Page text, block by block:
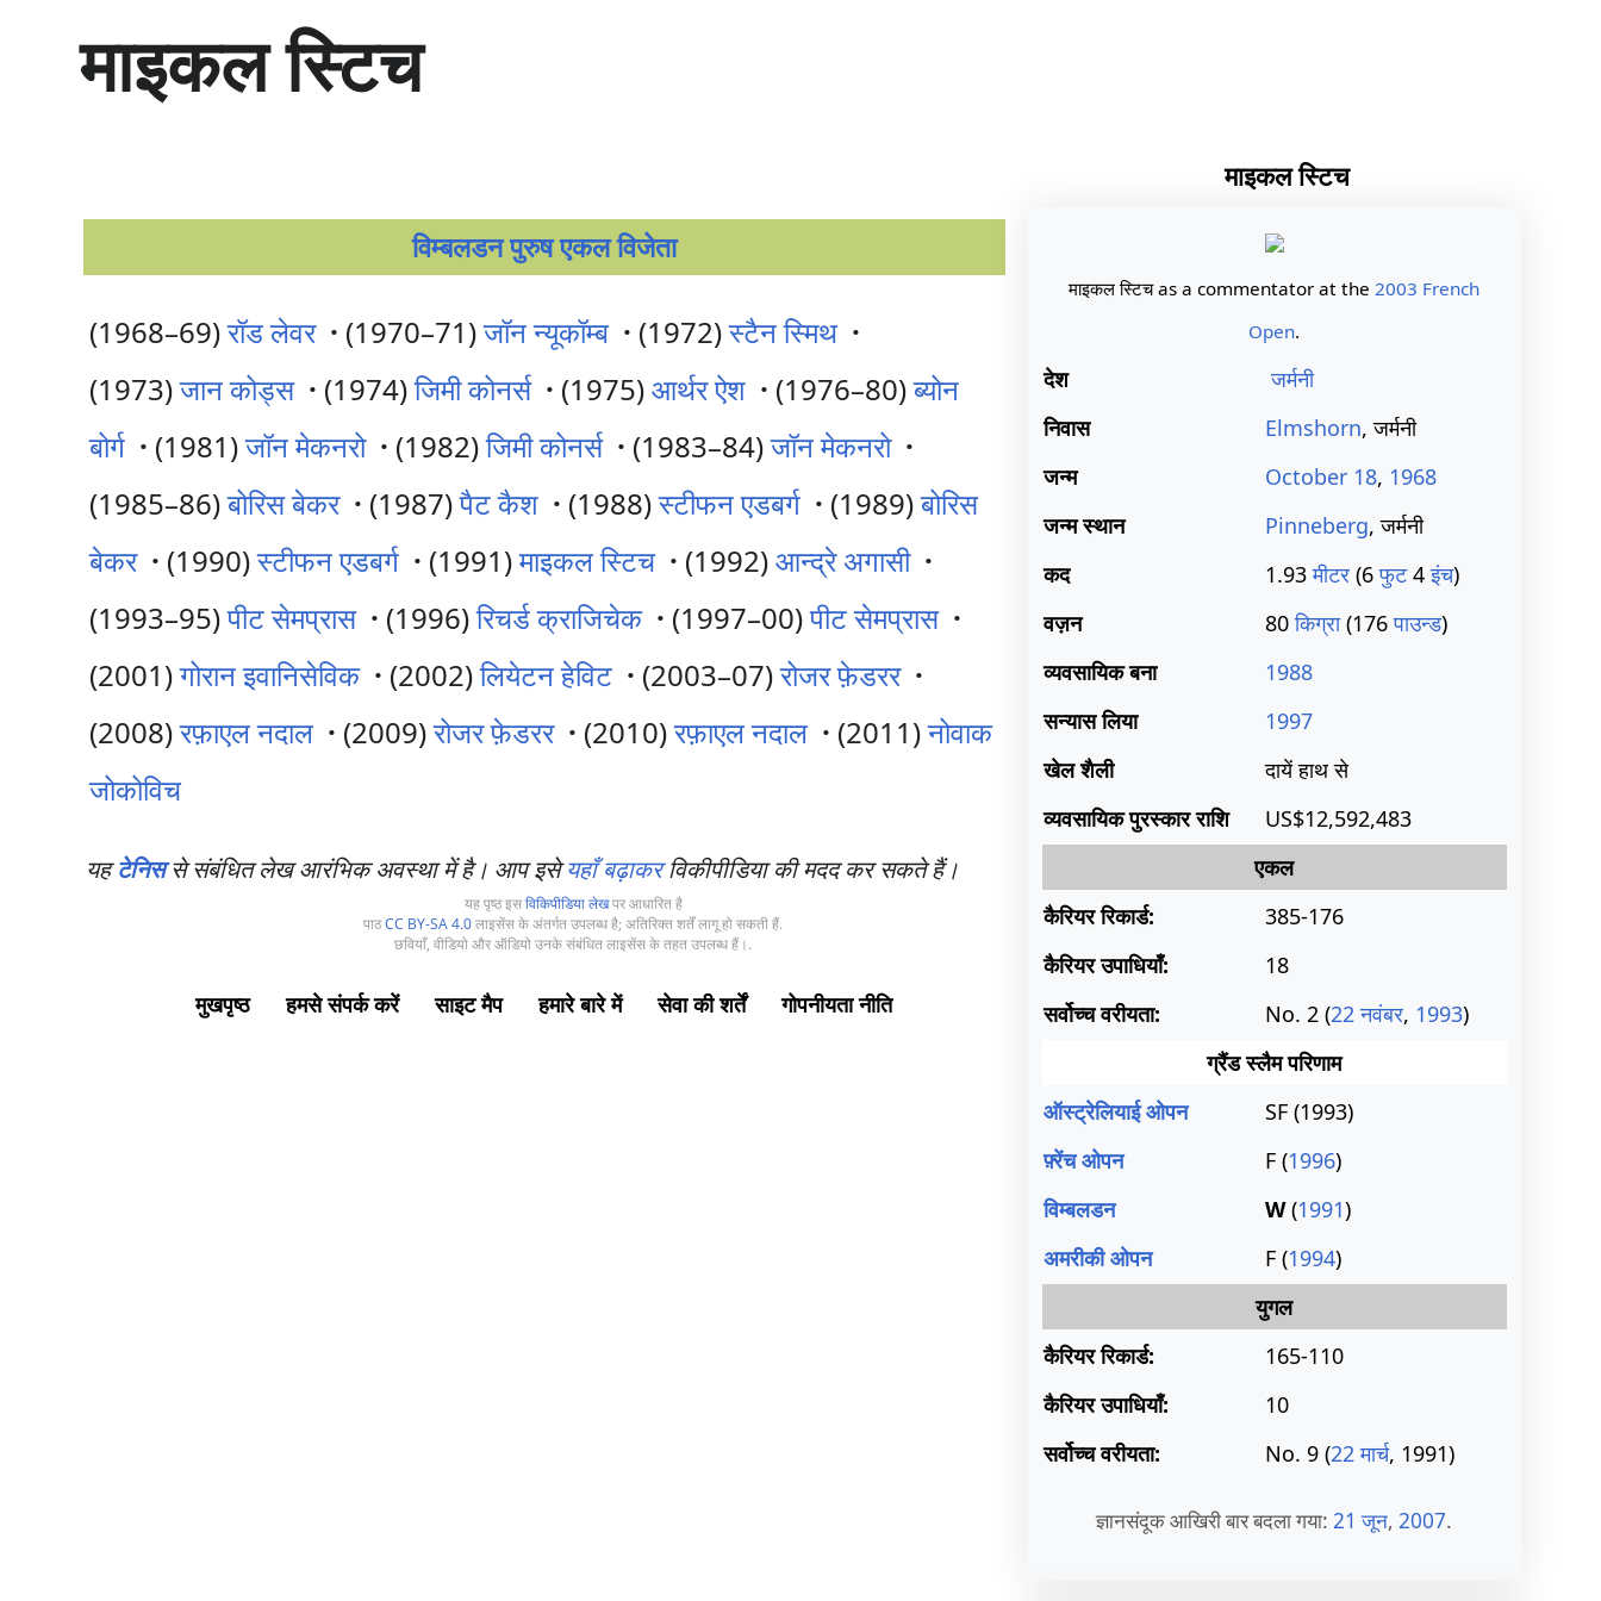
म
ग्री
माइकल स्टिच
माइकल स्टिच
माइकल स्टिच as a commentator at the 2003 French
Open.
देश
जर्मनी
निवास
Elmshorn, जर्मनी
जन्म
October 18, 1968
जन्म स्थान
Pinneberg, जर्मनी
कद
1.93मीटर(6फुट4इंच)
वज़न
80किग्रा(176पाउन्ड)
व्यवसायिक बना
1988
सन्यास लिया
1997
खेल शैली
दायें हाथ से
व्यवसायिक पुरस्कार राशि
US$12,592,483
एकल
कैरियर रिकार्ड:
385-176
कैरियर उपाधियाँ:
18
सर्वोच्च वरीयता:
No. 2 (22 नवंबर, 1993)
ग्रैंड स्लैम परिणाम
ऑस्ट्रेलियाई ओपन
SF (1993)
फ़्रेंच ओपन
F (1996)
विम्बलडन
W(1991)
अमरीकी ओपन
F (1994)
युगल
कैरियर रिकार्ड:
165-110
कैरियर उपाधियाँ:
10
सर्वोच्च वरीयता:
No. 9 (22 मार्च, 1991)
ज्ञानसंदूक आखिरी बार बदला गया:21 जून,2007.
विम्बलडन पुरुष एकल विजेता
(1968–69)रॉड लेवर · (1970–71)जॉन न्यूकॉम्ब · (1972)स्टैन स्मिथ ·
(1973)जान कोड्स · (1974)जिमी कोनर्स · (1975)आर्थर ऐश · (1976–80)ब्योन
बोर्ग · (1981)जॉन मेकनरो · (1982)जिमी कोनर्स · (1983–84)जॉन मेकनरो ·
(1985–86)बोरिस बेकर · (1987)पैट कैश · (1988)स्टीफन एडबर्ग · (1989)बोरिस
बेकर · (1990)स्टीफन एडबर्ग · (1991)माइकल स्टिच · (1992)आन्द्रे अगासी ·
(1993–95)पीट सेमप्रास · (1996)रिचर्ड क्राजिचेक · (1997–00)पीट सेमप्रास ·
(2001)गोरान इवानिसेविक · (2002)लियेटन हेविट · (2003–07)रोजर फ़ेडरर ·
(2008)रफ़ाएल नदाल · (2009)रोजर फ़ेडरर · (2010)रफ़ाएल नदाल · (2011)नोवाक
जोकोविच
यहटेनिससे संबंधित लेख आरंभिक अवस्था में है। आप इसेयहाँ बढ़ाकरविकीपीडिया की मदद कर सकते हैं।
यह पृष्ठ इसविकिपीडिया लेखपर आधारित है
पाठCC BY-SA 4.0लाइसेंस के अंतर्गत उपलब्ध है; अतिरिक्त शर्तें लागू हो सकती हैं.
छवियाँ, वीडियो और ऑडियो उनके संबंधित लाइसेंस के तहत उपलब्ध हैं।.
मुखपृष्ठ हमसे संपर्क करें साइट मैप हमारे बारे में सेवा की शर्तें गोपनीयता नीति